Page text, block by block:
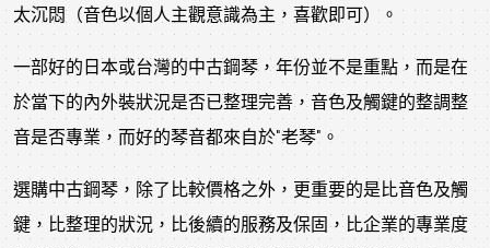
太沉悶（音色以個人主觀意識為主，喜歡即可）。
一部好的日本或台灣的中古鋼琴，年份並不是重點，而是在
於當下的內外裝狀況是否已整理完善，音色及觸鍵的整調整
音是否專業，而好的琴音都來自於"老琴"。
選購中古鋼琴，除了比較價格之外，更重要的是比音色及觸
鍵，比整理的狀況，比後續的服務及保固，比企業的專業度